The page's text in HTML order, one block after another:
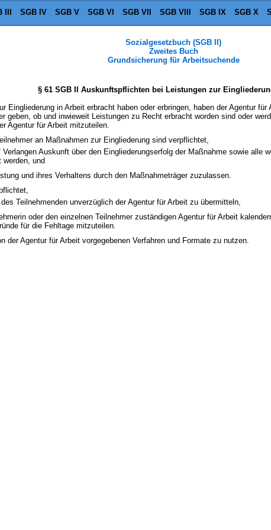
III SGB IV SGB V SGB VI SGB VII SGB VIII SGB IX SGB X
Sozialgesetzbuch (SGB II)
Zweites Buch
Grundsicherung für Arbeitsuchende
§ 61 SGB II Auskunftspflichten bei Leistungen zur
Eingliederung in Arbeit erbracht haben oder erbringen, haben der Agentur
geben, ob und inwieweit Leistungen zu Recht erbracht worden sind oder
Agentur für Arbeit mitzuteilen.
an Maßnahmen zur Eingliederung sind verpflichtet,
Verlangen Auskunft über den Eingliederungserfolg der Maßnahme sowie alle
werden, und
und ihres Verhaltens durch den Maßnahmeträger zuzulassen.
Teilnehmenden unverzüglich der Agentur für Arbeit zu übermitteln,
oder den einzelnen Teilnehmer zuständigen Agentur für Arbeit
für die Fehltage mitzuteilen.
der Agentur für Arbeit vorgegebenen Verfahren und Formate zu nutzen.